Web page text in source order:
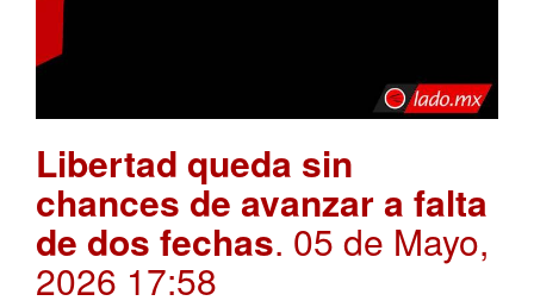
Libertad queda sin
chances de avanzar a falta
de dos fechas. 05 de Mayo,
2026 17:58